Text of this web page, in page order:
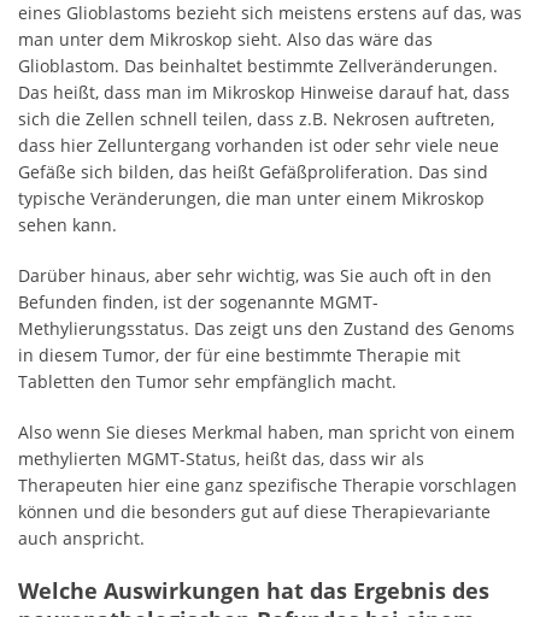
eines Glioblastoms bezieht sich meistens erstens auf das, was
man unter dem Mikroskop sieht. Also das wäre das
Glioblastom. Das beinhaltet bestimmte Zellveränderungen.
Das heißt, dass man im Mikroskop Hinweise darauf hat, dass
sich die Zellen schnell teilen, dass z.B. Nekrosen auftreten,
dass hier Zelluntergang vorhanden ist oder sehr viele neue
Gefäße sich bilden, das heißt Gefäßproliferation. Das sind
typische Veränderungen, die man unter einem Mikroskop
sehen kann.
Darüber hinaus, aber sehr wichtig, was Sie auch oft in den
Befunden finden, ist der sogenannte MGMT-
Methylierungsstatus. Das zeigt uns den Zustand des Genoms
in diesem Tumor, der für eine bestimmte Therapie mit
Tabletten den Tumor sehr empfänglich macht.
Also wenn Sie dieses Merkmal haben, man spricht von einem
methylierten MGMT-Status, heißt das, dass wir als
Therapeuten hier eine ganz spezifische Therapie vorschlagen
können und die besonders gut auf diese Therapievariante
auch anspricht.
Welche Auswirkungen hat das Ergebnis des